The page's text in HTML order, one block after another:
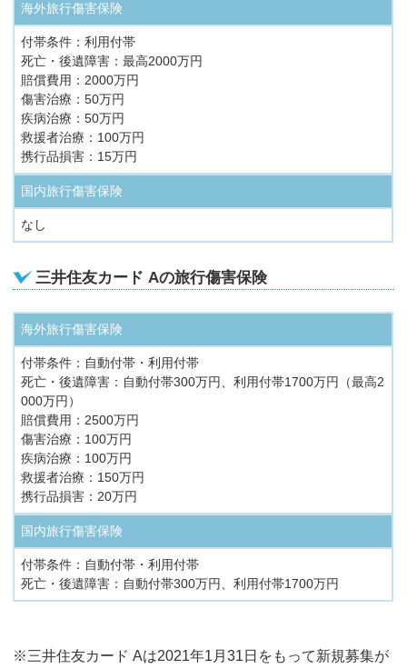
海外旅行傷害保険
付帯条件：利用付帯
死亡・後遺障害：最高2000万円
賠償費用：2000万円
傷害治療：50万円
疾病治療：50万円
救援者治療：100万円
携行品損害：15万円
国内旅行傷害保険
なし
三井住友カード Aの旅行傷害保険
海外旅行傷害保険
付帯条件：自動付帯・利用付帯
死亡・後遺障害：自動付帯300万円、利用付帯1700万円（最高2
000万円）
賠償費用：2500万円
傷害治療：100万円
疾病治療：100万円
救援者治療：150万円
携行品損害：20万円
国内旅行傷害保険
付帯条件：自動付帯・利用付帯
死亡・後遺障害：自動付帯300万円、利用付帯1700万円
※三井住友カード Aは2021年1月31日をもって新規募集が